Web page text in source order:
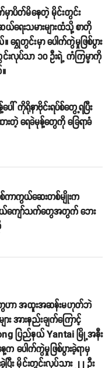
မှာပိတ်မိနေတဲ့ မိုင်းတွင်း
ရေးသမားများထံသို့ စာတို
ရွှေတွင်းမှာ ပေါက်ကွဲမှုဖြစ်ပွား
းလုပ်သာ ၁၀ ဦးရဲ့ ကံကြမ္မာကို
ါ် ကိုရိုနာဗိုင်းရပ်စ်တွေ့ရပြီး
ားတဲ့ ရေခဲမုန့်တွေကို ခြေရာခံ
ာကွယ်ဆေးတစ်မျိုးက
ကျော်သက်တွေအတွက် ဘေး
ေဟာ အထူးအဆန်းမဟုတ်ဘဲ
း အားနည်းချက်ကြောင့်
ပြည်နယ် Yantai မြို့အနီး
က ပေါက်ကွဲမှုဖြစ်ပွားခဲ့ရာမှ
း မိုင်းတွင်းလုပ်သား ၂၂ ဦး